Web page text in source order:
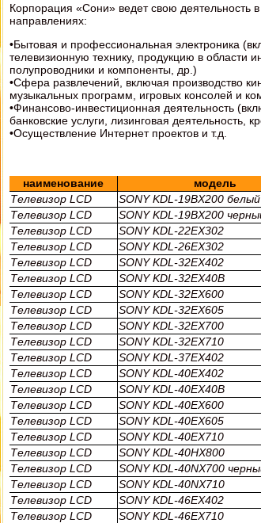
Корпорация «Сони» ведет свою деятельность
направлениях:
•Бытовая и профессиональная электроника
телевизионную технику, продукцию в области
полупроводники и компоненты, др.)
•Сфера развлечений, включая производство
музыкальных программ, игровых консолей и
•Финансово-инвестиционная деятельность
банковские услуги, лизинговая деятельность,
•Осуществление Интернет проектов и т.д.
наименование модель
Телевизор LCD
SONY KDL-19BX200 белый
Телевизор LCD
SONY KDL-19BX200
Телевизор LCD
SONY KDL-22EX302
Телевизор LCD
SONY KDL-26EX302
Телевизор LCD
SONY KDL-32EX402
Телевизор LCD
SONY KDL-32EX40B
Телевизор LCD
SONY KDL-32EX600
Телевизор LCD
SONY KDL-32EX605
Телевизор LCD
SONY KDL-32EX700
Телевизор LCD
SONY KDL-32EX710
Телевизор LCD
SONY KDL-37EX402
Телевизор LCD
SONY KDL-40EX402
Телевизор LCD
SONY KDL-40EX40B
Телевизор LCD
SONY KDL-40EX600
Телевизор LCD
SONY KDL-40EX605
Телевизор LCD
SONY KDL-40EX710
Телевизор LCD
SONY KDL-40HX800
Телевизор LCD
SONY KDL-40NX700
Телевизор LCD
SONY KDL-40NX710
Телевизор LCD
SONY KDL-46EX402
Телевизор LCD
SONY KDL-46EX710